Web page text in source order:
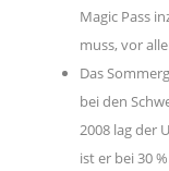
Magic Pass
muss, vor
Das
bei den
2008 lag der
ist er bei 30